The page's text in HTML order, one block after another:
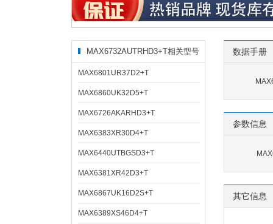
MAX6732AUTRHD3+T相关型号
MAX6801UR37D2+T
MAX6860UK32D5+T
MAX6726AKARHD3+T
MAX6383XR30D4+T
MAX6440UTBGSD3+T
MAX6381XR42D3+T
MAX6867UK16D2S+T
MAX6389XS46D4+T
数据手册
参数信息
其它信息